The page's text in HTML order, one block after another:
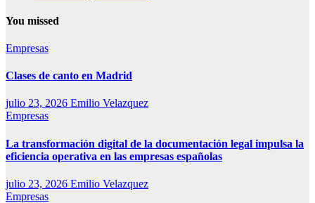
You missed
Empresas
Clases de canto en Madrid
julio 23, 2026 Emilio Velazquez
Empresas
La transformación digital de la documentación legal impulsa la
eficiencia operativa en las empresas españolas
julio 23, 2026 Emilio Velazquez
Empresas